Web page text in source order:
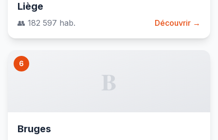
Liège
👥 182 597 hab. Découvrir →
6
B
Bruges